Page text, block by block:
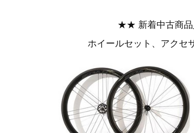
★★ 新着中古商
ホイールセット、アクセ